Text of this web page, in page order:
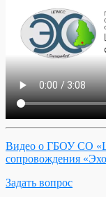
Видео о ГБОУ СО
сопровождения
Задать вопрос